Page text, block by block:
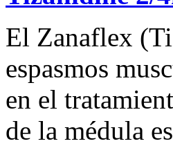
El Zanaflex
espasmos
en el
de la médula